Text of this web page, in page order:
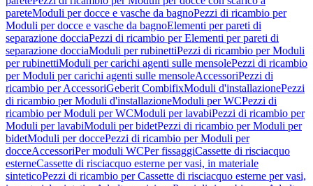
pareteModuli per docce e vasche da bagnoPezzi di ricambio per
Moduli per docce e vasche da bagnoElementi per pareti di
separazione docciaPezzi di ricambio per Elementi per pareti di
separazione docciaModuli per rubinettiPezzi di ricambio per Moduli
per rubinettiModuli per carichi agenti sulle mensolePezzi di ricambio
per Moduli per carichi agenti sulle mensoleAccessoriPezzi di
ricambio per AccessoriGeberit CombifixModuli d'installazionePezzi
di ricambio per Moduli d'installazioneModuli per WCPezzi di
ricambio per Moduli per WCModuli per lavabiPezzi di ricambio per
Moduli per lavabiModuli per bidetPezzi di ricambio per Moduli per
bidetModuli per doccePezzi di ricambio per Moduli per
docceAccessoriPer moduli WCPer fissaggiCassette di risciacquo
esterneCassette di risciacquo esterne per vasi, in materiale
sinteticoPezzi di ricambio per Cassette di risciacquo esterne per vasi,